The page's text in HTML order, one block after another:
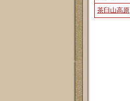
茶臼山高原